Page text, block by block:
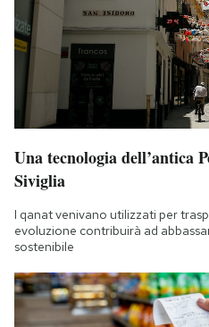
Una tecnologia dell’antica
Siviglia
I qanat venivano utilizzati per
evoluzione contribuirà ad
sostenibile